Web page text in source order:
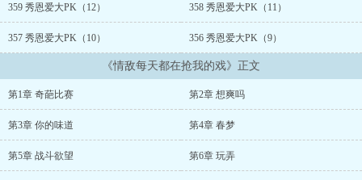
《解决矛盾必杀技啪啪啪！》#蠢作者：长评催更有效！长评催更有
效！长评催更有效！:要小狐妖发疯日更么？请穿越到专栏收藏鞭挞
它！...
359 秀恩爱大PK（12） 358 秀恩爱大PK（11）
357 秀恩爱大PK（10） 356 秀恩爱大PK（9）
《情敌每天都在抢我的戏》正文
第1章 奇葩比赛 第2章 想爽吗
第3章 你的味道 第4章 春梦
第5章 战斗欲望 第6章 玩弄